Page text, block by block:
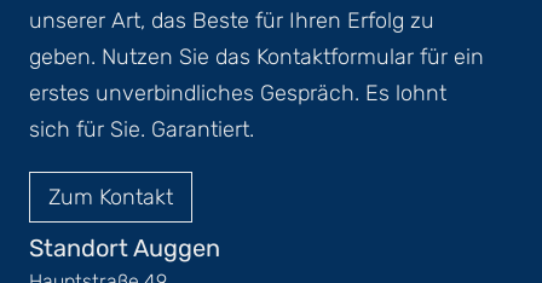
unserer Art, das Beste für Ihren Erfolg zu
geben. Nutzen Sie das Kontaktformular für ein
erstes unverbindliches Gespräch. Es lohnt
sich für Sie. Garantiert.
Zum Kontakt
Standort Auggen